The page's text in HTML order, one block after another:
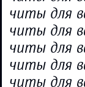
читы для
читы для
читы для
читы для
читы для